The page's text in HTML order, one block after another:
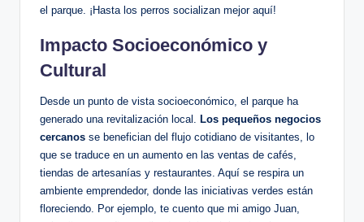
el parque. ¡Hasta los perros socializan mejor aquí!
Impacto Socioeconómico y
Cultural
Desde un punto de vista socioeconómico, el parque ha
generado una revitalización local. Los pequeños negocios
cercanos se benefician del flujo cotidiano de visitantes, lo
que se traduce en un aumento en las ventas de cafés,
tiendas de artesanías y restaurantes. Aquí se respira un
ambiente emprendedor, donde las iniciativas verdes están
floreciendo. Por ejemplo, te cuento que mi amigo Juan,